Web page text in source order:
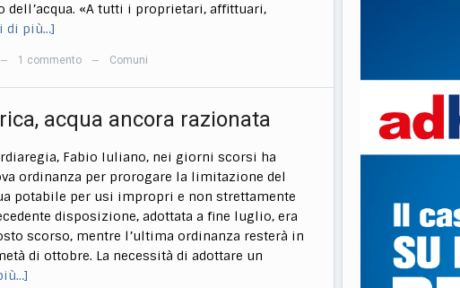
dell’acqua. «A tutti i proprietari, affittuari,
di più…]
— 1 commento — Comuni
acqua ancora razionata
Fabio Iuliano, nei giorni scorsi ha
ordinanza per prorogare la limitazione del
potabile per usi impropri e non strettamente
disposizione, adottata a fine luglio, era
scorso, mentre l’ultima ordinanza resterà in
di ottobre. La necessità di adottare un